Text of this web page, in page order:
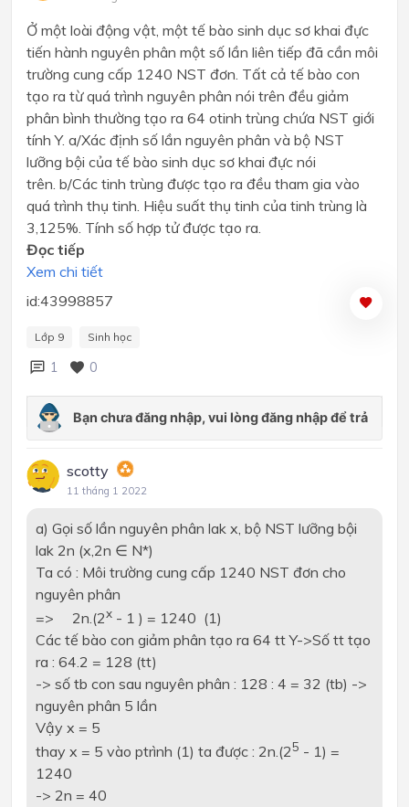
Ở một loài động vật, một tế bào sinh dục sơ khai đực
tiến hành nguyên phân một số lần liên tiếp đã cần môi
trường cung cấp 1240 NST đơn. Tất cả tế bào con
tạo ra từ quá trình nguyên phân nói trên đều giảm
phân bình thường tạo ra 64 otinh trùng chứa NST giới
tính Y. a/Xác định số lần nguyên phân và bộ NST
lưỡng bội của tế bào sinh dục sơ khai đực nói
trên. b/Các tinh trùng được tạo ra đều tham gia vào
quá trình thụ tinh. Hiệu suất thụ tinh của tinh trùng là
3,125%. Tính số hợp tử được tạo ra.
Đọc tiếp
Xem chi tiết
id:43998857
Lớp 9 Sinh học
1 0
scotty
11 tháng 1 2022
a) Gọi số lần nguyên phân lak x, bộ NST lưỡng bội
lak 2n (x,2n ∈ N*)
Ta có : Môi trường cung cấp 1240 NST đơn cho
nguyên phân
=> 2n.(2x- 1 ) = 1240 (1)
Các tế bào con giảm phân tạo ra 64 tt Y->Số tt tạo
ra : 64.2 = 128 (tt)
-> số tb con sau nguyên phân : 128 : 4 = 32 (tb) ->
nguyên phân 5 lần
Vậy x = 5
thay x = 5 vào ptrình (1) ta được : 2n.(25 - 1) =
1240
-> 2n = 40